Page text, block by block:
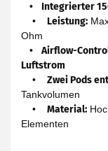
• Integrierter
• Leistung:
Ohm
• Airflow-
Luftstrom
• Zwei Pods
Tankvolumen
• Material:
Elementen